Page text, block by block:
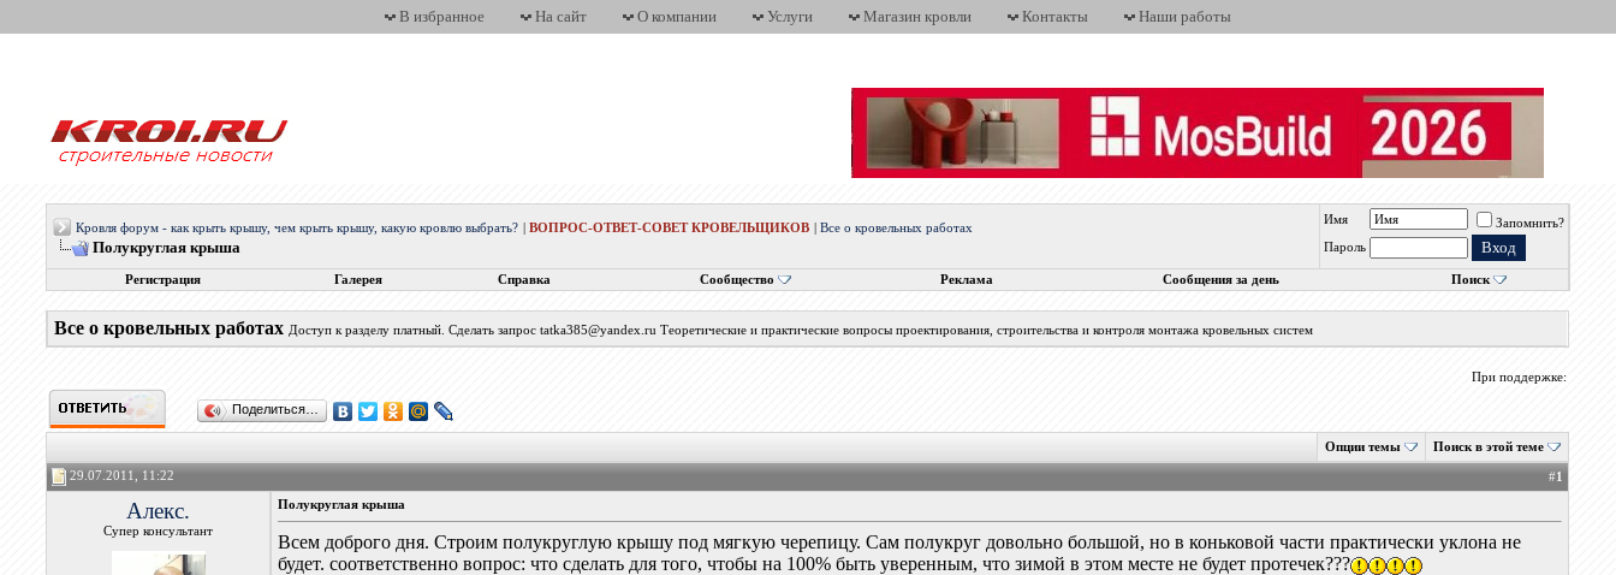
В избранное На сайт О компании Услуги Магазин кровли Контакты Наши работы
Кровля форум - как крыть крышу, чем крыть крышу, какую кровлю выбрать? |ВОПРОС-ОТВЕТ-СОВЕТ КРОВЕЛЬЩИКОВ |Все о кровельных работах
Полукруглая крыша
Имя
Запомнить?
Пароль
Регистрация Галерея Справка Сообщество Реклама Сообщения за день Поиск
Все о кровельных работах Доступ к разделу платный. Сделать запрос tatka385@yandex.ru Теоретические и практические вопросы проектирования, строительства и контроля монтажа кровельных систем
При поддержке:
Поделиться…
Опции темы Поиск в этой теме
29.07.2011, 11:22 #1
Алекс.
Супер консультант
Полукруглая крыша
Всем доброго дня. Строим полукруглую крышу под мягкую черепицу. Сам полукруг довольно большой, но в коньковой части практически уклона не
будет. соответственно вопрос: что сделать для того, чтобы на 100% быть уверенным, что зимой в этом месте не будет протечек???